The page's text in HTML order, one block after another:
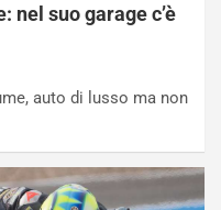
nel suo garage c’è
auto di lusso ma non